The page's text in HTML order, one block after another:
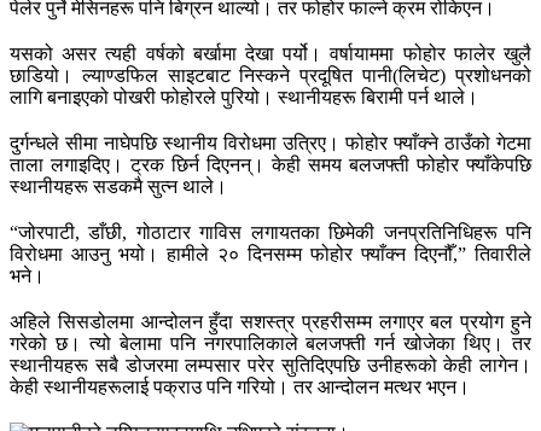
पेलेर पुर्ने मेसिनहरू पनि बिग्रन थाल्यो। तर फोहोर फाल्ने क्रम रोकिएन।
यसको असर त्यही वर्षको बर्खामा देखा पर्यो। वर्षायाममा फोहोर फालेर खुलै
छाडियो। ल्याण्डफिल साइटबाट निस्कने प्रदूषित पानी(लिचेट) प्रशोधनको
लागि बनाइएको पोखरी फोहोरले पुरियो। स्थानीयहरू बिरामी पर्न थाले।
दुर्गन्धले सीमा नाघेपछि स्थानीय विरोधमा उत्रिए। फोहोर फ्याँक्ने ठाउँको गेटमा
ताला लगाइदिए। ट्रक छिर्न दिएनन्। केही समय बलजफ्ती फोहोर फ्याँकेपछि
स्थानीयहरू सडकमै सुत्न थाले।
“जोरपाटी, डाँछी, गोठाटार गाविस लगायतका छिमेकी जनप्रतिनिधिहरू पनि
विरोधमा आउनु भयो। हामीले २० दिनसम्म फोहोर फ्याँक्न दिएनौँ,” तिवारीले
भने।
अहिले सिसडोलमा आन्दोलन हुँदा सशस्त्र प्रहरीसम्म लगाएर बल प्रयोग हुने
गरेको छ। त्यो बेलामा पनि नगरपालिकाले बलजफ्ती गर्न खोजेका थिए। तर
स्थानीयहरू सबै डोजरमा लम्पसार परेर सुतिदिएपछि उनीहरूको केही लागेन।
केही स्थानीयहरूलाई पक्राउ पनि गरियो। तर आन्दोलन मत्थर भएन।